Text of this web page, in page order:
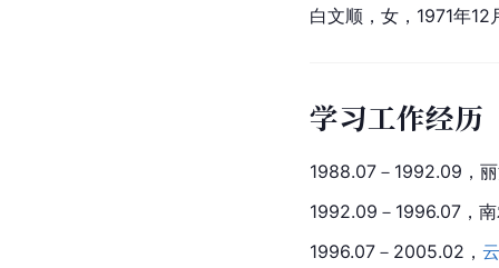
白文顺，女，1971年
学习工作经历
1988.07－1992.09，
1992.09－1996.07，
1996.07－2005.02，